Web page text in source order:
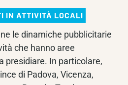
IN ATTIVITÀ LOCALI
le dinamiche pubblicitarie
che hanno aree
presidiare. In particolare,
di Padova, Vicenza,